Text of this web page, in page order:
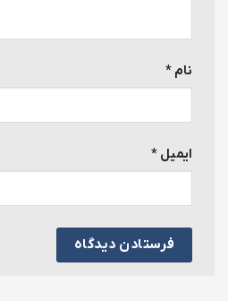
نام *
ایمیل *